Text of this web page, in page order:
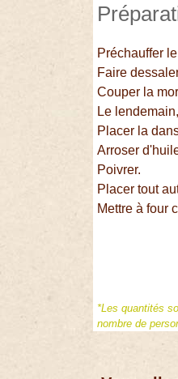
Préchauffer
Faire
Couper la
Le
Placer la
Arroser
Poivrer.
Placer tout
Mettre à four
*Les quantités
nombre de